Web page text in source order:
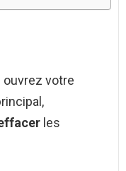
ouvrez votre
les